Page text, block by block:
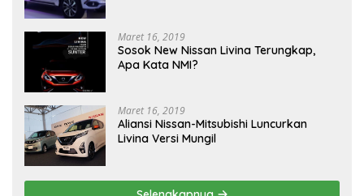
Maret 16, 2019
Sosok New Nissan Livina Terungkap,
Apa Kata NMI?
Maret 16, 2019
Aliansi Nissan-Mitsubishi Luncurkan
Livina Versi Mungil